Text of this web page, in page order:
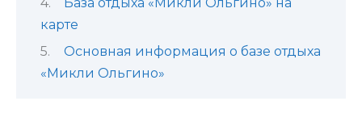
карте
Основная информация о базе отдыха
«Микли Ольгино»